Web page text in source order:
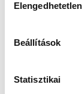
Elengedhetetlen
Beállítások
Statisztikai